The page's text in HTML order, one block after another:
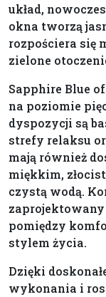
układ,
okna tworzą
rozpościera się
zielone
Sapphire Blue
na poziomie
dyspozycji są
strefy relaksu
mają również
miękkim,
czystą wodą.
pomiędzy
stylem życia.
Dzięki
wykonania i